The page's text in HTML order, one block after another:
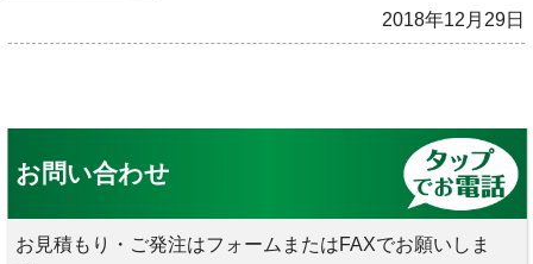
2018年12月29日
お問い合わせ
お見積もり・ご発注はフォームまたはFAXでお願いしま